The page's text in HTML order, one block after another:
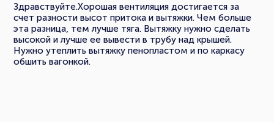
Здравствуйте.Хорошая вентиляция достигается за
счет разности высот притока и вытяжки. Чем больше
эта разница, тем лучше тяга. Вытяжку нужно сделать
высокой и лучше ее вывести в трубу над крышей.
Нужно утеплить вытяжку пенопластом и по каркасу
обшить вагонкой.